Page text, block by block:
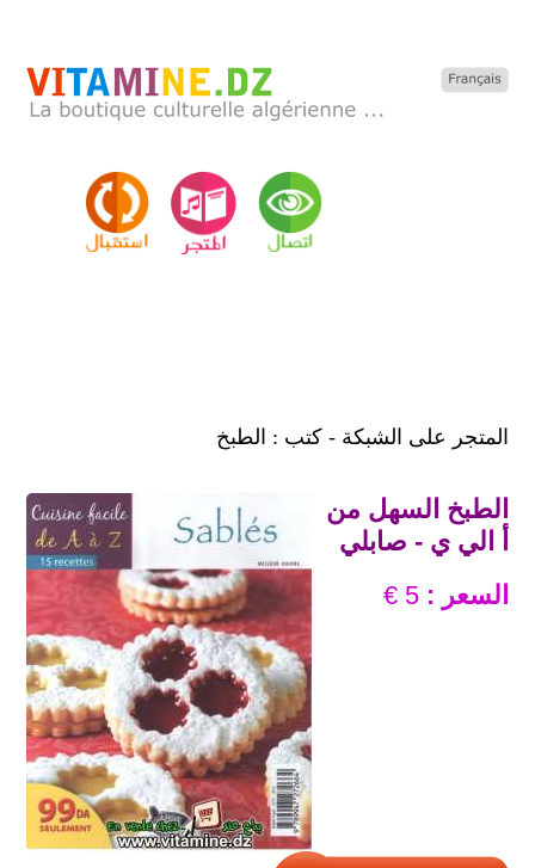
المتجر على الشبكة - كتب : الطبخ
الطبخ السهل من
أ الي ي - صابلي
السعر : 5 €